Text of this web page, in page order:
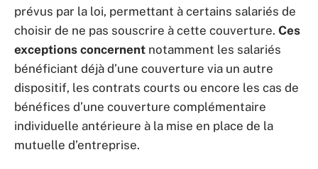
prévus par la loi, permettant à certains salariés de
choisir de ne pas souscrire à cette couverture. Ces
exceptions concernent notamment les salariés
bénéficiant déjà d’une couverture via un autre
dispositif, les contrats courts ou encore les cas de
bénéfices d’une couverture complémentaire
individuelle antérieure à la mise en place de la
mutuelle d’entreprise.